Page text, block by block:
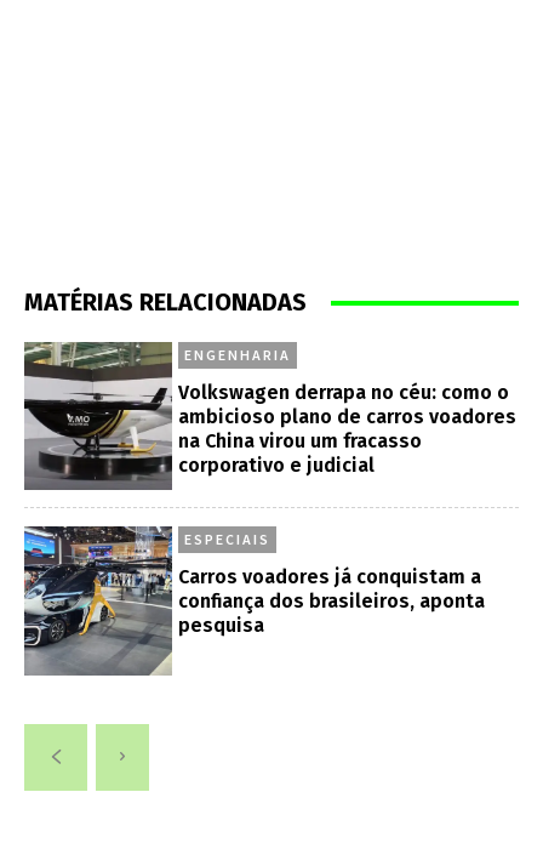
MATÉRIAS RELACIONADAS
ENGENHARIA
Volkswagen derrapa no céu: como o
ambicioso plano de carros voadores
na China virou um fracasso
corporativo e judicial
ESPECIAIS
Carros voadores já conquistam a
confiança dos brasileiros, aponta
pesquisa